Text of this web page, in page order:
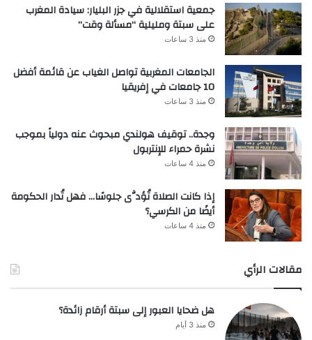
جمعية استقلالية في جزر البليار: سيادة المغرب
على سبتة ومليلية “مسألة وقت”
منذ 3 ساعات
الجامعات المغربية تواصل الغياب عن قائمة أفضل
10 جامعات في إفريقيا
منذ 3 ساعات
وجدة.. توقيف هولندي مبحوث عنه دولياً بموجب
نشرة حمراء للإنتربول
منذ 4 ساعات
إذا كانت الصلاة تُؤدَّى جلوسًا… فهل تُدار الحكومة
أيضًا من الكرسي؟
منذ 4 ساعات
مقالات الرأي
هل ضحايا العبور إلى سبتة أرقام زائدة؟
منذ 3 أيام